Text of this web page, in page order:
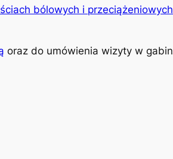
bólowych i przeciążeniowych
oraz do umówienia wizyty w